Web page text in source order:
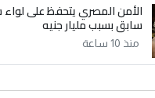
الأمن المصري يتحفظ على
سابق بسبب مليار جنيه
منذ 10 ساعة